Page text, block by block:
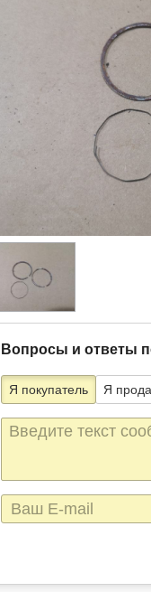
Вопросы и ответы
Я покупатель Я
Текст
сообщения
E-
mail